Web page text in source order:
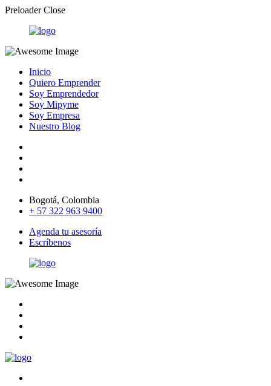
Preloader Close
Inicio
Quiero Emprender
Soy Emprendedor
Soy Mipyme
Soy Empresa
Nuestro Blog
Bogotá, Colombia
+ 57 322 963 9400
Agenda tu asesoría
Escríbenos